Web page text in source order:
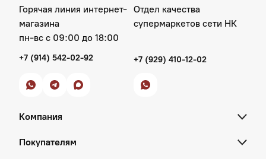
Горячая линия интернет-
магазина
пн‑вс с 09:00 до 18:00
+7 (914) 542-02-92
Отдел качества
супермаркетов сети НК
+7 (929) 410-12-02
Компания
Покупателям